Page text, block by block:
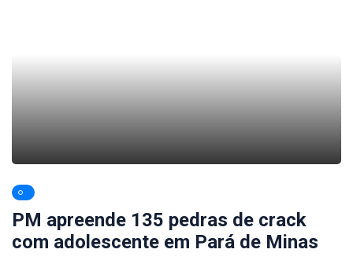
PM apreende 135 pedras de crack
com adolescente em Pará de Minas